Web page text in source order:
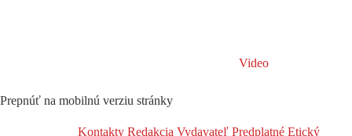
Video
Prepnúť na mobilnú verziu stránky
Kontakty Redakcia Vydavateľ Predplatné Etický